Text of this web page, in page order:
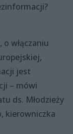
włączaniu
jest
– mówi
ds. Młodzieży
kierowniczka